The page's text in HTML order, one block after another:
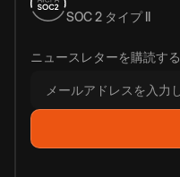
SOC 2 タイプ II
ニュースレターを購読する